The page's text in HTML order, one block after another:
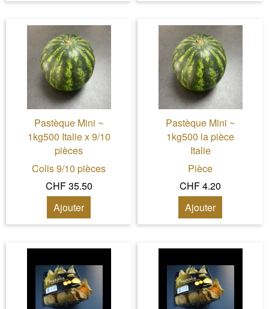
Pastèque Mini ~
1kg500 Italie x 9/10
pièces
Colis 9/10 pièces
CHF 35.50
Ajouter
Pastèque Mini ~
1kg500 la pièce
Italie
Pièce
CHF 4.20
Ajouter